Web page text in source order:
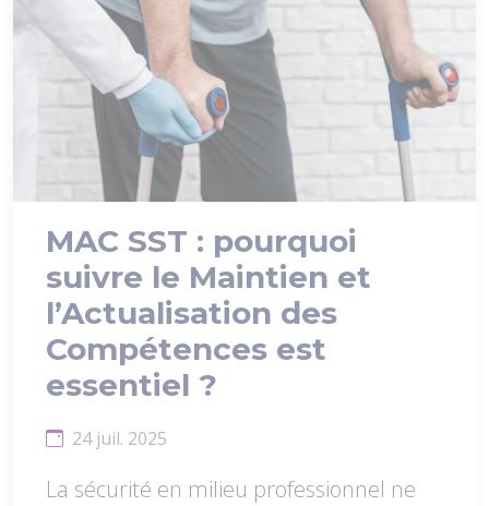
MAC SST : pourquoi
suivre le Maintien et
l’Actualisation des
Compétences est
essentiel ?
24 juil. 2025
La sécurité en milieu professionnel ne